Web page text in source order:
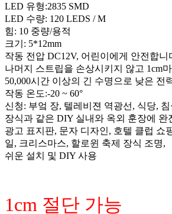
LED 유형:2835 SMD
LED 수량: 120 LEDS / M
힘: 10 중량/용적
크기: 5*12mm
작동 전압 DC12V, 어린이에게 안전합니
나머지 스트립을 손상시키지 않고 1cm
50,000시간 이상의 긴 수명으로 낮은 전
작동 온도:-20 ~ 60°
신청: 부엌 장, 텔레비젼 역광선, 식당,
장식과 같은 DIY 실내와 옥외 훈장에 완
광고 표지판, 문자 디자인, 호텔 클럽 쇼
일, 크리스마스, 할로윈 축제 장식 조명,
쉬운 설치 및 DIY 사용
1cm 절단 가능